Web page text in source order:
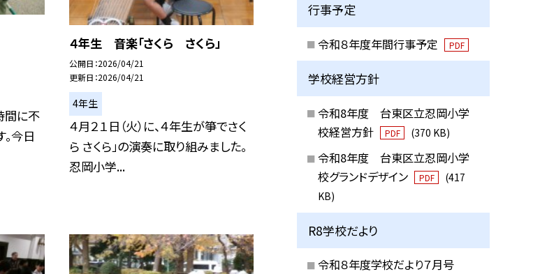
間に不
今日
４年生 音楽「さくら さくら」
公開日 2026/04/21
更新日 2026/04/21
4年生
４月２１日（火）に、４年生が箏でさく
ら さくら」の演奏に取り組みました。
忍岡小学...
行事予定
令和８年度年間行事予定 PDF
学校経営方針
令和8年度 台東区立忍岡小学
校経営方針
PDF (370 KB)
令和8年度 台東区立忍岡小学
校グランドデザイン
PDF
(417
KB)
R8学校だより
令和８年度学校だより７月号